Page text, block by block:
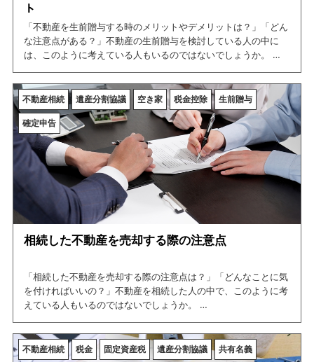
ト
「不動産を生前贈与する時のメリットやデメリットは？」「どん
な注意点がある？」不動産の生前贈与を検討している人の中に
は、このように考えている人もいるのではないでしょうか。
デメリットについて紹介しています。この記事を読めば、不動産
を生前贈与する時のメリットやデメリットについて網羅できます
ので、是非ご一読ください。
不動産相続 遺産分割協議 空き家 税金控除 生前贈与
確定申告
相続した不動産を売却する際の注意点
「相続した不動産を売却する際の注意点は？」「どんなことに気
を付ければいいの？」不動産を相続した人の中で、このように考
えている人もいるのではないでしょうか。
そこで、今回の記事では相続した不動産を売却する際の注意点
や、相続した不動産を売却するメリットについて紹介していま
不動産相続 税金 固定資産税 遺産分割協議 共有名義